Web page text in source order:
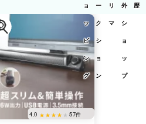
ョ
ッ
ピ
ン
グ
ー
ク
シ
ョ
ン
リ
マ
外
シ
ョ
ッ
プ
歴
4.0 57件